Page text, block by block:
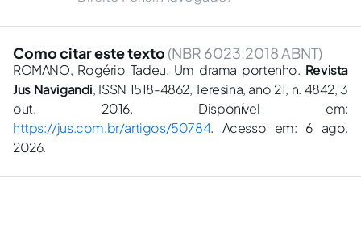
Como citar este texto (NBR 6023:2018 ABNT)
ROMANO, Rogério Tadeu. Um drama portenho. Revista
Jus Navigandi, ISSN 1518-4862, Teresina, ano 21, n. 4842, 3
out. 2016. Disponível em:
https://jus.com.br/artigos/50784. Acesso em: 6 ago.
2026.